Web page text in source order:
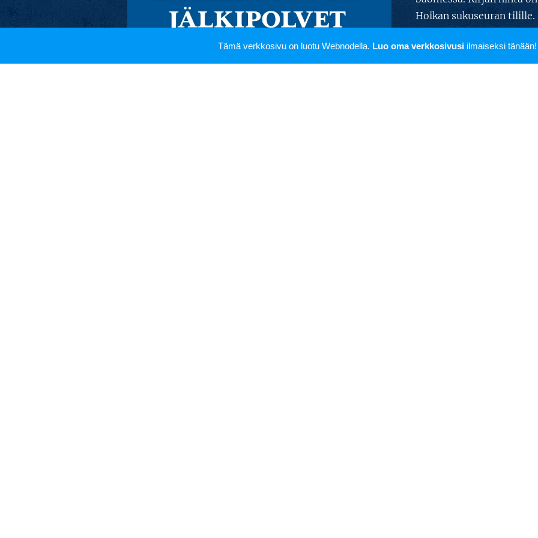
Hoikan sukuseuran
myöhemmin
toimittaa myös postitse,
kirjan toimittajalle
Tämä verkkosivu on luotu Webnodella. Luo oma verkkosivusiilmaiseksi tänään!